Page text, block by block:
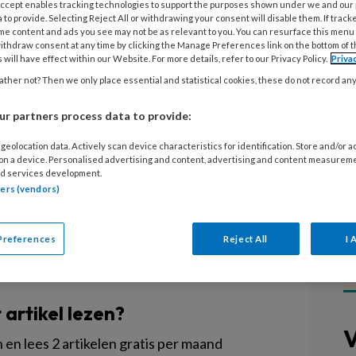
zitten presteren beter op
ongelijkheid haal je niet weg,
Universiteit. Moet de
kinderen met een achterstand?
Fukkink: ‘Dat moeten we niet
lezen?
lees 2 artikelen gratis per maand
enables tracking technologies to support the purposes shown under we and
to provide. Selecting Reject All or withdrawing your consent will disable them. If
content and ads you see may not be as relevant to you. You can resurface this
consent at any time by clicking the Manage Preferences link on the bottom of
will have effect within our Website. For more details, refer to our Privacy Policy.
not? Then we only place essential and statistical cookies, these do not record
partners process data to provide:
data. Actively scan device characteristics for identification. Store and/or
a device. Personalised advertising and content, advertising and content
services development.
(vendors)
Reject All I